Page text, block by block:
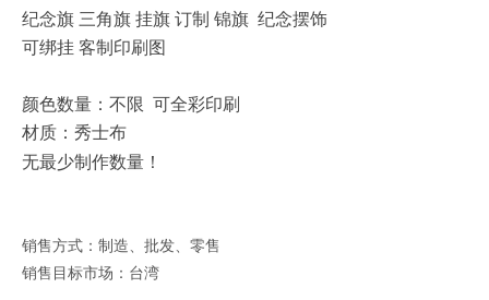
纪念旗 三角旗 挂旗 订制 锦旗 纪念摆饰
可绑挂 客制印刷图
颜色数量：不限 可全彩印刷
材质：秀士布
无最少制作数量！
销售方式：制造、批发、零售
销售目标市场：台湾